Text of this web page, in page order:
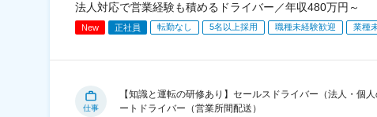
法人対応で営業経験も積めるドライバー／年収480万円～
New 正社員 転勤なし 5名以上採用 職種未経験歓迎 業種
仕事
【知識と運転の研修あり】セールスドライバー（法人・個
ートドライバー（営業所間配送）